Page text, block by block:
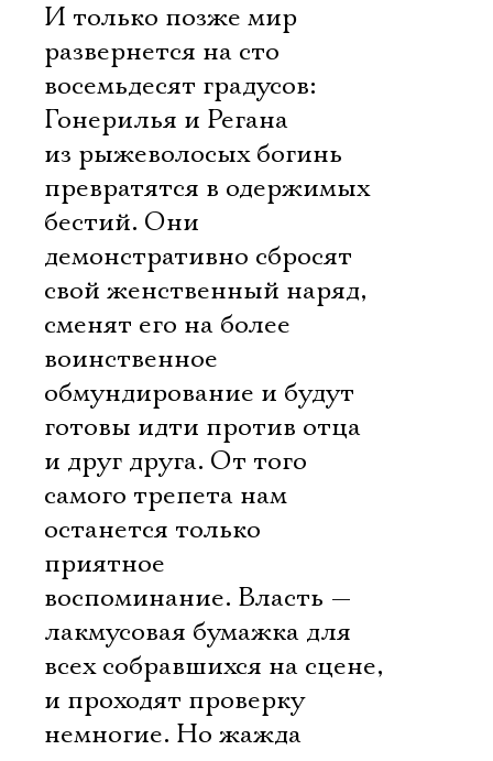
И только позже мир
развернется на сто
восемьдесят градусов:
Гонерилья и Регана
из рыжеволосых богинь
превратятся в одержимых
бестий. Они
демонстративно сбросят
свой женственный наряд,
сменят его на более
воинственное
обмундирование и будут
готовы идти против отца
и друг друга. От того
самого трепета нам
останется только
приятное
воспоминание. Власть —
лакмусовая бумажка для
всех собравшихся на сцене,
и проходят проверку
немногие. Но жажда